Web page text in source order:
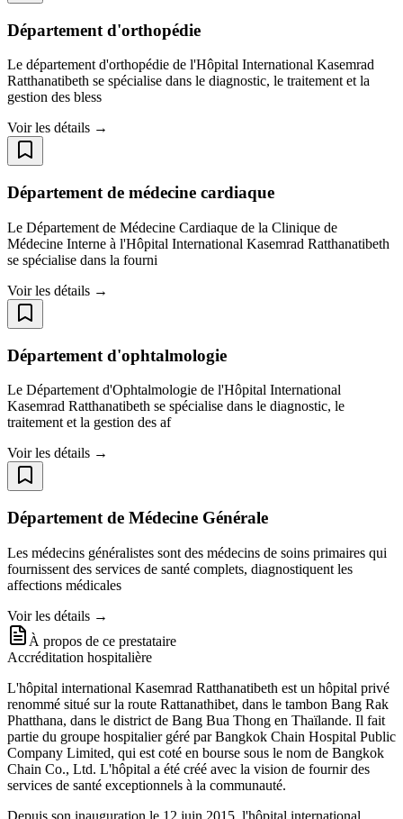
Département d'orthopédie
Le département d'orthopédie de l'Hôpital International Kasemrad
Ratthanatibeth se spécialise dans le diagnostic, le traitement et la
gestion des bless
Voir les détails →
Département de médecine cardiaque
Le Département de Médecine Cardiaque de la Clinique de
Médecine Interne à l'Hôpital International Kasemrad Ratthanatibeth
se spécialise dans la fourni
Voir les détails →
Département d'ophtalmologie
Le Département d'Ophtalmologie de l'Hôpital International
Kasemrad Ratthanatibeth se spécialise dans le diagnostic, le
traitement et la gestion des af
Voir les détails →
Département de Médecine Générale
Les médecins généralistes sont des médecins de soins primaires qui
fournissent des services de santé complets, diagnostiquent les
affections médicales
Voir les détails →
À propos de ce prestataire
Accréditation hospitalière
L'hôpital international Kasemrad Ratthanatibeth est un hôpital privé
renommé situé sur la route Rattanathibet, dans le tambon Bang Rak
Phatthana, dans le district de Bang Bua Thong en Thaïlande. Il fait
partie du groupe hospitalier géré par Bangkok Chain Hospital Public
Company Limited, qui est coté en bourse sous le nom de Bangkok
Chain Co., Ltd. L'hôpital a été créé avec la vision de fournir des
services de santé exceptionnels à la communauté.
Depuis son inauguration le 12 juin 2015, l'hôpital international